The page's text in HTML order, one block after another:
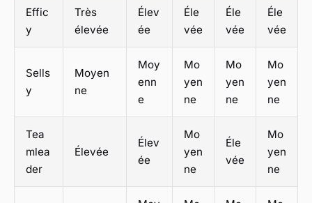
Effic
y
Très
élevée
Élev
ée
Éle
vée
Éle
vée
Éle
vée
Sells
y
Moyen
ne
Moy
enn
e
Mo
yen
ne
Mo
yen
ne
Mo
yen
ne
Tea
mlea
der
Élevée
Élev
ée
Mo
yen
ne
Éle
vée
Mo
yen
ne